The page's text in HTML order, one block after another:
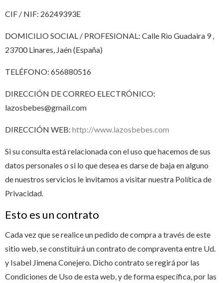
CIF / NIF: 26249393E
DOMICILIO SOCIAL / PROFESIONAL: Calle Rio Guadaira 9 ,
23700 Linares, Jaén (España)
TELÉFONO: 656880516
DIRECCIÓN DE CORREO ELECTRÓNICO:
lazosbebes@gmail.com
DIRECCIÓN WEB: http://www.lazosbebes.com
Si su consulta está relacionada con el uso que hacemos de sus
datos personales o si lo que desea es darse de baja en alguno
de nuestros servicios le invitamos a visitar nuestra Política de
Privacidad.
Esto es un contrato
Cada vez que se realice un pedido de compra a través de este
sitio web, se constituirá un contrato de compraventa entre Ud.
y Isabel Jimena Conejero. Dicho contrato se regirá por las
Condiciones de Uso de esta web, y de forma específica, por las